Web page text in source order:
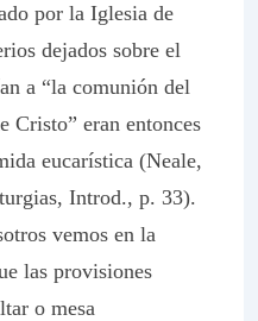
por la Iglesia de
dejados sobre el
a “la comunión del
Cristo” eran entonces
eucarística (Neale,
, Introd., p. 33).
vemos en la
las provisiones
o mesa